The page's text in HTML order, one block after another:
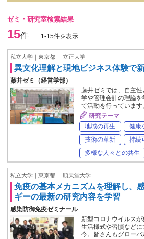
ゼミ・研究室検索結果
15件 1-15件を表示
私立大学｜東京都 立正大学
異文化理解と現地ビジネス体験で
藤井ゼミ（経営学部）
藤井ゼミでは、自主
学や管理会計の理論
て活動を行っていま
研究テーマ
地域の再生
健康
技術の革新
持続
多様な人々との共生
私立大学｜東京都 順天堂大学
免疫の基本メカニズムを理解し、
ギーの最新の研究内容を学習
感染防御免疫ゼミナール
新型コロナウイルス
生活様式や習慣など
今。皆さんもグロー